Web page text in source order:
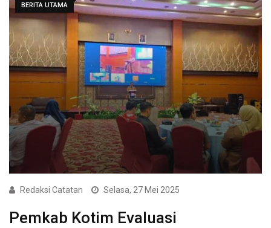
BERITA UTAMA
Redaksi Catatan Selasa, 27 Mei 2025
Pemkab Kotim Evaluasi